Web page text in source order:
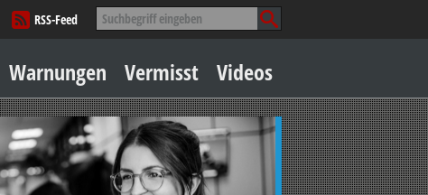
Suche
nach:
RSS-Feed
Inhalt
springen
Warnungen Vermisst Videos